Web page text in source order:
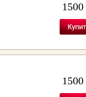
1500
1500